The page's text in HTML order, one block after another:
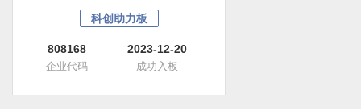
科创助力板
808168
企业代码
2023-12-20
成功入板